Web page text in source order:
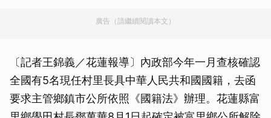
廣告（請繼續閱讀本文）
〔記者王錦義／花蓮報導〕內政部今年一月查核確認
全國有5名現任村里長具中華人民共和國國籍，去函
要求主管鄉鎮市公所依照《國籍法》辦理。花蓮縣富